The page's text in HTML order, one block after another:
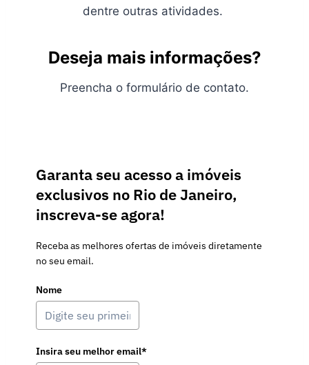
dentre outras atividades.
Deseja mais informações?
Preencha o formulário de contato.
Garanta seu acesso a imóveis
exclusivos no Rio de Janeiro,
inscreva-se agora!
Receba as melhores ofertas de imóveis diretamente
no seu email.
Nome
Insira seu melhor email*